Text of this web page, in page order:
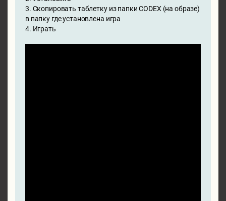
3. Скопировать таблетку из папки CODEX (на образе)
в папку где установлена игра
4. Играть